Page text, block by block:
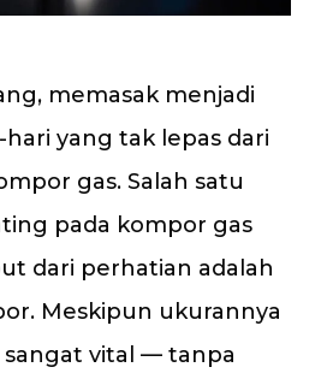
memasak menjadi
yang tak lepas dari
gas. Salah satu
pada kompor gas
dari perhatian adalah
Meskipun ukurannya
sangat vital — tanpa